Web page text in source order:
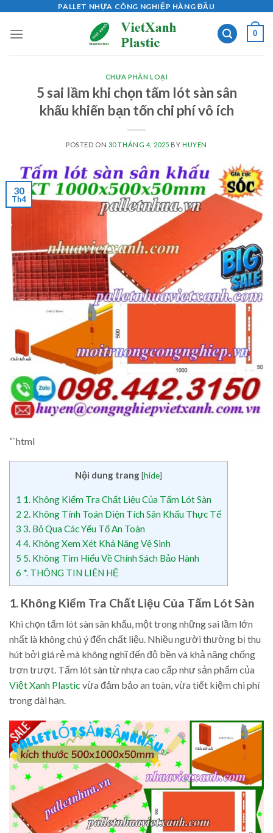
content
PALLET NHỰA CÔNG NGHIỆP HÀNG ĐẦU
0
CHƯA PHÂN LOẠI
5 sai lầm khi chọn tấm lót sàn sân
khấu khiến bạn tốn chi phí vô ích
POSTED ON 30 THÁNG 4, 2025 BY HUYEN
30
Th4
“`html
Nội dung trang[hide]
1 1. Không Kiểm Tra Chất Liệu Của Tấm Lót Sàn
2 2. Không Tính Toán Diện Tích Sân Khấu Thực Tế
3 3. Bỏ Qua Các Yếu Tố An Toàn
44. Không Xem Xét Khả Năng Vệ Sinh
5 5. Không Tìm Hiểu Về Chính Sách Bảo Hành
6 *. THÔNG TIN LIÊN HỆ
1. Không Kiểm Tra Chất Liệu Của Tấm Lót Sàn
Khi chọn tấm lót sàn sân khấu, một trong những sai lầm lớn
nhất là không chú ý đến chất liệu. Nhiều người thường bị thu
hút bởi giá rẻ mà không nghĩ đến độ bền và khả năng chống
trơn trượt. Tấm lót sàn từ nhựa cao cấp như sản phẩm của
Việt Xanh Plastic vừa đảm bảo an toàn, vừa tiết kiệm chi phí
trong dài hạn.